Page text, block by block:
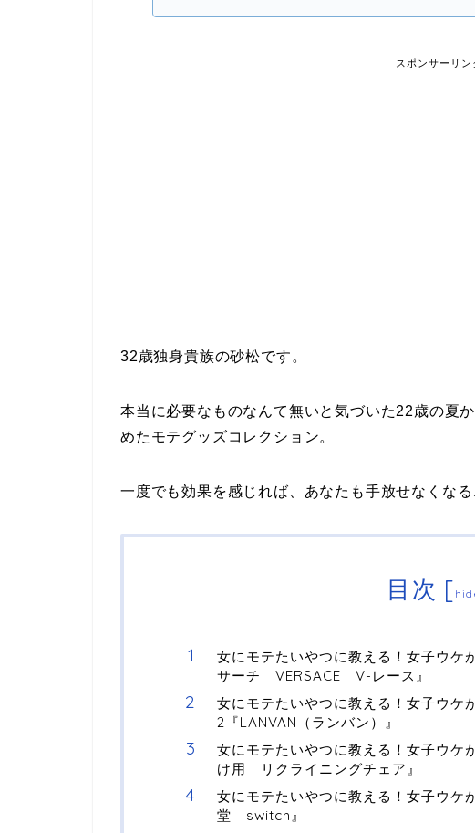
スポンサーリン
32歳独身貴族の砂松です。
本当に必要なものなんて無いと気づいた22歳の夏
めたモテグッズコレクション。
一度でも効果を感じれば、あなたも手放せなくな
目次 [
女にモテたいやつに教える！女子ウケ
サーチ VERSACE V-レース』
女にモテたいやつに教える！女子ウケ
2『LANVAN（ランバン）』
女にモテたいやつに教える！女子ウケ
け用 リクライニングチェア』
女にモテたいやつに教える！女子ウケ
堂 switch』